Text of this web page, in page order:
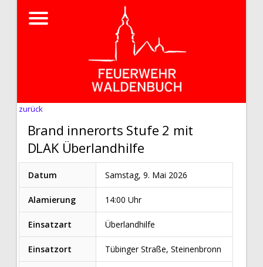
zurück
Brand innerorts Stufe 2 mit
DLAK Überlandhilfe
Datum Samstag, 9. Mai 2026
Alamierung 14:00 Uhr
Einsatzart Überlandhilfe
Einsatzort Tübinger Straße, Steinenbronn